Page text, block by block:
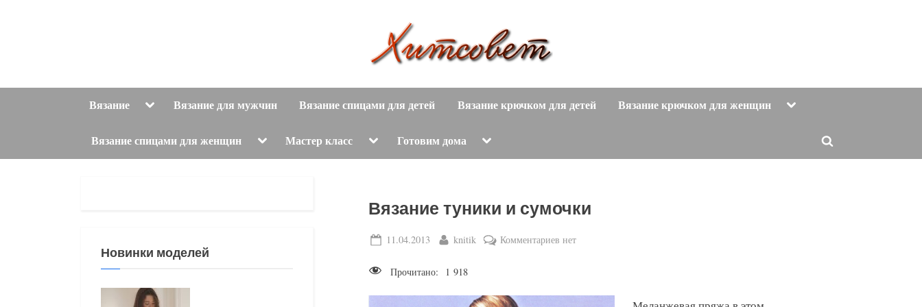
и
т
о
в
е
т
вязание
с
описанием
и
Вязание ToggleВязание для мужчин Вязание спицами для детей Вязание крючком для детей Вязание крючком для женщин Toggle
Вязание спицами для женщин Toggle
menu
Мастер класс Toggle
menu
Готовим дома Toggle
menu
Toggle
Вязание туники и сумочки
Posted
11.04.2013 By
knitik Комментариев кнет
Прочитано: 1 918
Новинки моделей